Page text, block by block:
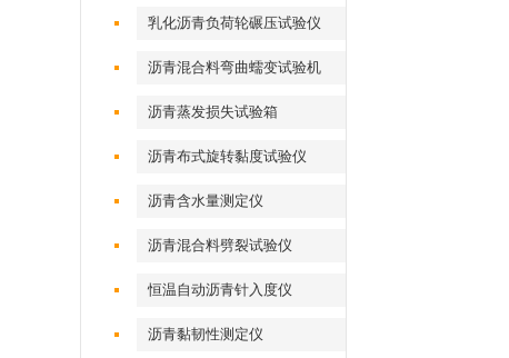
乳化沥青负荷轮碾压试验仪
沥青混合料弯曲蠕变试验机
沥青蒸发损失试验箱
沥青布式旋转黏度试验仪
沥青含水量测定仪
沥青混合料劈裂试验仪
恒温自动沥青针入度仪
沥青黏韧性测定仪